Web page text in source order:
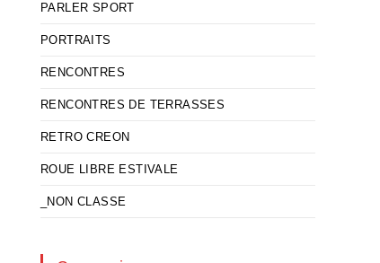
PARLER SPORT
PORTRAITS
RENCONTRES
RENCONTRES DE TERRASSES
RETRO CREON
ROUE LIBRE ESTIVALE
_NON CLASSE